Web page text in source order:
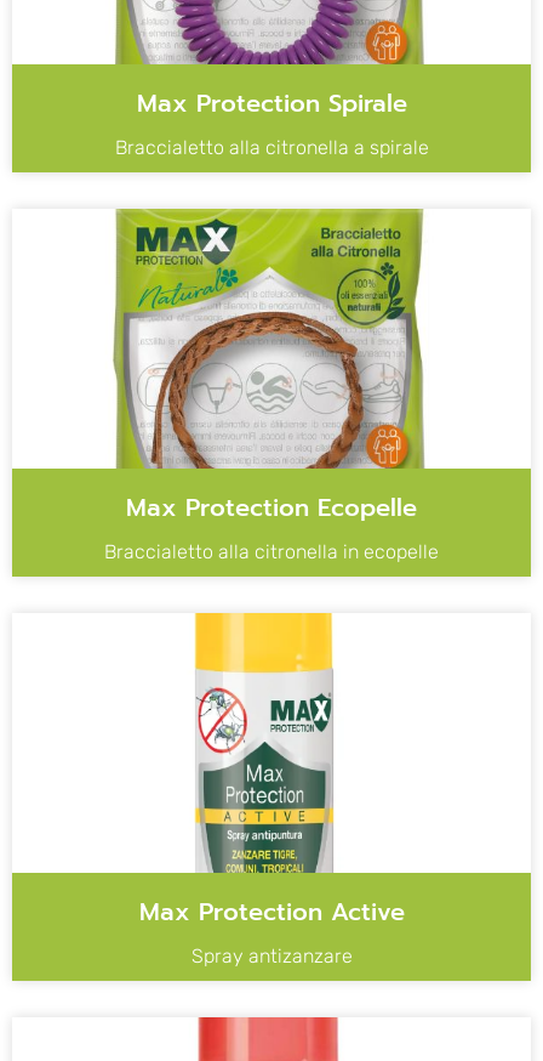
Max Protection Spirale
Braccialetto alla citronella a spirale
Max Protection Ecopelle
Braccialetto alla citronella in ecopelle
Max Protection Active
Spray antizanzare